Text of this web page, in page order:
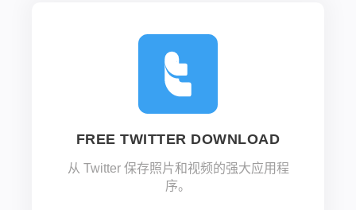
FREE TWITTER DOWNLOAD
从 Twitter 保存照片和视频的强大应用程
序。